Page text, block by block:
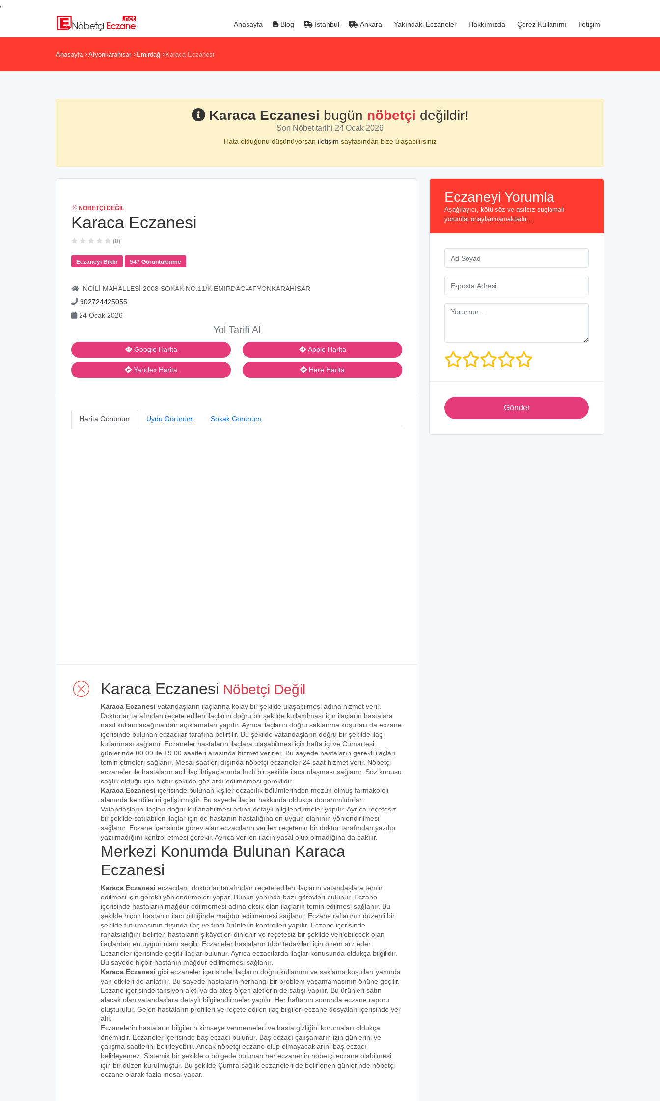
Anasayfa Blog İstanbul Ankara Yakındaki Eczaneler Hakkımızda Çerez Kullanımı İletişim
Anasayfa Afyonkarahisar Emirdağ Karaca Eczanesi
Karaca Eczanesi bugün nöbetçi değildir!
Son Nöbet tarihi 24 Ocak 2026
Hata olduğunu düşünüyorsan iletişim sayfasından bize ulaşabilirsiniz
NÖBETÇI DEĞIL
Karaca Eczanesi
(0)
Eczaneyi Bildir 547 Görüntülenme
İNCİLİ MAHALLESİ 2008 SOKAK NO:11/K EMIRDAG-AFYONKARAHISAR
902724425055
24 Ocak 2026
Yol Tarifi Al
Google Harita
Yandex Harita
Apple Harita
Here Harita
Harita Görünüm Uydu Görünüm Sokak Görünüm
Karaca Eczanesi Nöbetçi Değil
Karaca Eczanesi vatandaşların ilaçlarına kolay bir şekilde ulaşabilmesi adına hizmet verir.
Doktorlar tarafından reçete edilen ilaçların doğru bir şekilde kullanılması için ilaçların hastalara
nasıl kullanılacağına dair açıklamaları yapılır. Ayrıca ilaçların doğru saklanma koşulları da eczane
içerisinde bulunan eczacılar tarafına belirtilir. Bu şekilde vatandaşların doğru bir şekilde ilaç
kullanması sağlanır. Eczaneler hastaların ilaçlara ulaşabilmesi için hafta içi ve Cumartesi
günlerinde 00.09 ile 19.00 saatleri arasında hizmet verirler. Bu sayede hastaların gerekli ilaçları
temin etmeleri sağlanır. Mesai saatleri dışında nöbetçi eczaneler 24 saat hizmet verir. Nöbetçi
eczaneler ile hastaların acil ilaç ihtiyaçlarında hızlı bir şekilde ilaca ulaşması sağlanır. Söz konusu
sağlık olduğu için hiçbir şekilde göz ardı edilmemesi gereklidir.
Karaca Eczanesi içerisinde bulunan kişiler eczacılık bölümlerinden mezun olmuş farmakoloji
alanında kendilerini geliştirmiştir. Bu sayede ilaçlar hakkında oldukça donanımlıdırlar.
Vatandaşların ilaçları doğru kullanabilmesi adına detaylı bilgilendirmeler yapılır. Ayrıca reçetesiz
bir şekilde satılabilen ilaçlar için de hastanın hastalığına en uygun olanının yönlendirilmesi
sağlanır. Eczane içerisinde görev alan eczacıların verilen reçetenin bir doktor tarafından yazılıp
yazılmadığını kontrol etmesi gerekir. Ayrıca verilen ilacın yasal olup olmadığına da bakılır.
Merkezi Konumda Bulunan Karaca
Eczanesi
Karaca Eczanesi eczacıları, doktorlar tarafından reçete edilen ilaçların vatandaşlara temin
edilmesi için gerekli yönlendirmeleri yapar. Bunun yanında bazı görevleri bulunur. Eczane
içerisinde hastaların mağdur edilmemesi adına eksik olan ilaçların temin edilmesi sağlanır. Bu
şekilde hiçbir hastanın ilacı bittiğinde mağdur edilmemesi sağlanır. Eczane raflarının düzenli bir
şekilde tutulmasının dışında ilaç ve tıbbi ürünlerin kontrolleri yapılır. Eczane içerisinde
rahatsızlığını belirten hastaların şikâyetleri dinlenir ve reçetesiz bir şekilde verilebilecek olan
ilaçlardan en uygun olanı seçilir. Eczaneler hastaların tıbbi tedavileri için önem arz eder.
Eczaneler içerisinde çeşitli ilaçlar bulunur. Ayrıca eczacılarda ilaçlar konusunda oldukça bilgilidir.
Bu sayede hiçbir hastanın mağdur edilmemesi sağlanır.
Karaca Eczanesi gibi eczaneler içerisinde ilaçların doğru kullanımı ve saklama koşulları yanında
yan etkileri de anlatılır. Bu sayede hastaların herhangi bir problem yaşamamasının önüne geçilir.
Eczane içerisinde tansiyon aleti ya da ateş ölçen aletlerin de satışı yapılır. Bu ürünleri satın
alacak olan vatandaşlara detaylı bilgilendirmeler yapılır. Her haftanın sonunda eczane raporu
oluşturulur. Gelen hastaların profilleri ve reçete edilen ilaç bilgileri eczane dosyaları içerisinde yer
alır.
Eczanelerin hastaların bilgilerin kimseye vermemeleri ve hasta gizliğini korumaları oldukça
önemlidir. Eczaneler içerisinde baş eczacı bulunur. Baş eczacı çalışanların izin günlerini ve
çalışma saatlerini belirleyebilir. Ancak nöbetçi eczane olup olmayacaklarını baş eczacı
belirleyemez. Sistemik bir şekilde o bölgede bulunan her eczanenin nöbetçi eczane olabilmesi
için bir düzen kurulmuştur. Bu şekilde Çumra sağlık eczaneleri de belirlenen günlerinde nöbetçi
eczane olarak fazla mesai yapar.
Eczaneyi Yorumla
Aşağılayıcı, kötü söz ve asılsız suçlamalı
yorumlar onaylanmamaktadır...
Gönder